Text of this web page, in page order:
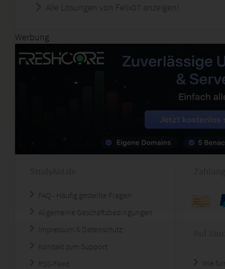
Alle Lösungen von Felix07 anzeigen!
Werbung
FAQ - Häufig gestellte Fragen
Allgemeine Geschäftsbedingungen
Impressum & Datenschutz
Kontakt zum Support
RSS-Feed
Wie